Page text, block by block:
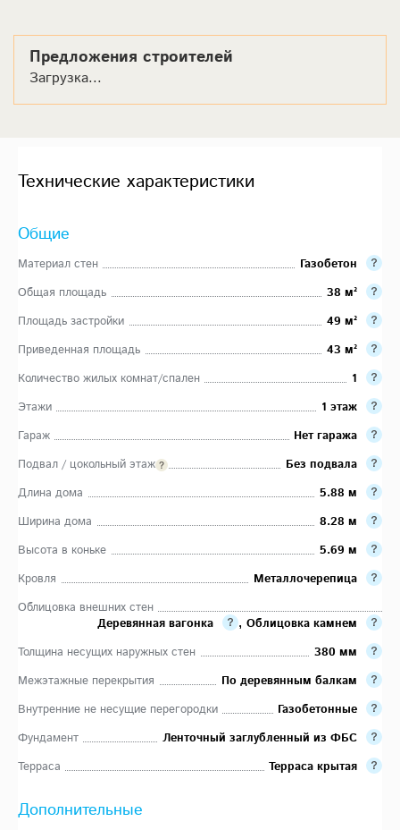
Предложения строителей
Загрузка...
Технические характеристики
Общие
Материал стен
Газобетон
Общая площадь
38 м²
Площадь застройки
49 м²
Приведенная площадь
43 м²
Количество жилых комнат/спален
1
Этажи
1 этаж
Гараж
Нет гаража
Подвал / цокольный этаж
Без подвала
Длина дома
5.88 м
Ширина дома
8.28 м
Высота в коньке
5.69 м
Кровля
Металлочерепица
Облицовка внешних стен
Деревянная вагонка
, Облицовка камнем
Толщина несущих наружных стен
380 мм
Межэтажные перекрытия
По деревянным балкам
Внутренние не несущие перегородки
Газобетонные
Фундамент
Ленточный заглубленный из ФБС
Терраса
Терраса крытая
Дополнительные